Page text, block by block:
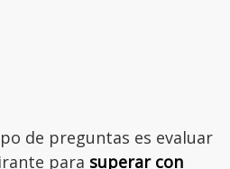
de preguntas es evaluar
para superar con